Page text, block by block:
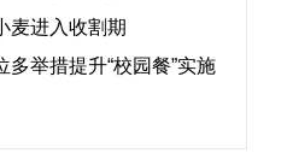
麦进入收割期
多举措提升“校园餐”实施